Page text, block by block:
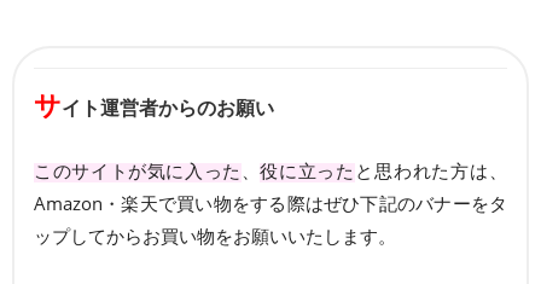
サイト運営者からのお願い
このサイトが気に入った 、 役に立った と思われた方は、
Amazon・楽天で買い物をする際はぜひ下記のバナーをタ
ップしてからお買い物をお願いいたします。